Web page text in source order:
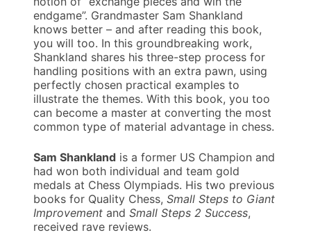
endgame”. Grandmaster Sam Shankland
knows better – and after reading this book,
you will too. In this groundbreaking work,
Shankland shares his three-step process for
handling positions with an extra pawn, using
perfectly chosen practical examples to
illustrate the themes. With this book, you too
can become a master at converting the most
common type of material advantage in chess.
Sam Shankland is a former US Champion and
had won both individual and team gold
medals at Chess Olympiads. His two previous
books for Quality Chess, Small Steps to Giant
Improvement and Small Steps 2 Success,
received rave reviews.